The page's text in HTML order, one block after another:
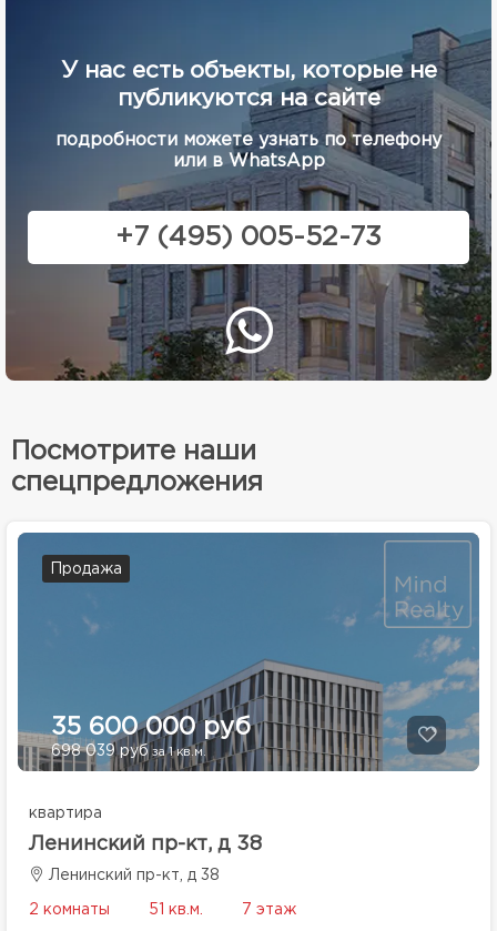
У нас есть объекты, которые не
публикуются на сайте
подробности можете узнать по телефону
или в WhatsApp
+7 (495) 005-52-73
Посмотрите наши
спецпредложения
Продажа
35 600 000 руб
698 039 рубза 1 кв.м.
квартира
Ленинский пр-кт, д 38
Ленинский пр-кт, д 38
2 комнаты 51 кв.м. 7 этаж